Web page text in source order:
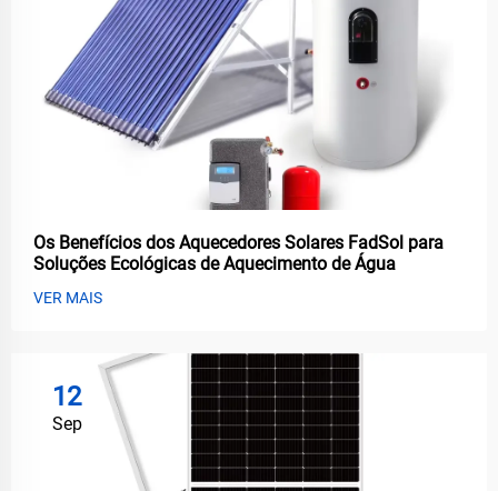
Os Benefícios dos Aquecedores Solares FadSol para
Soluções Ecológicas de Aquecimento de Água
VER MAIS
12
Sep